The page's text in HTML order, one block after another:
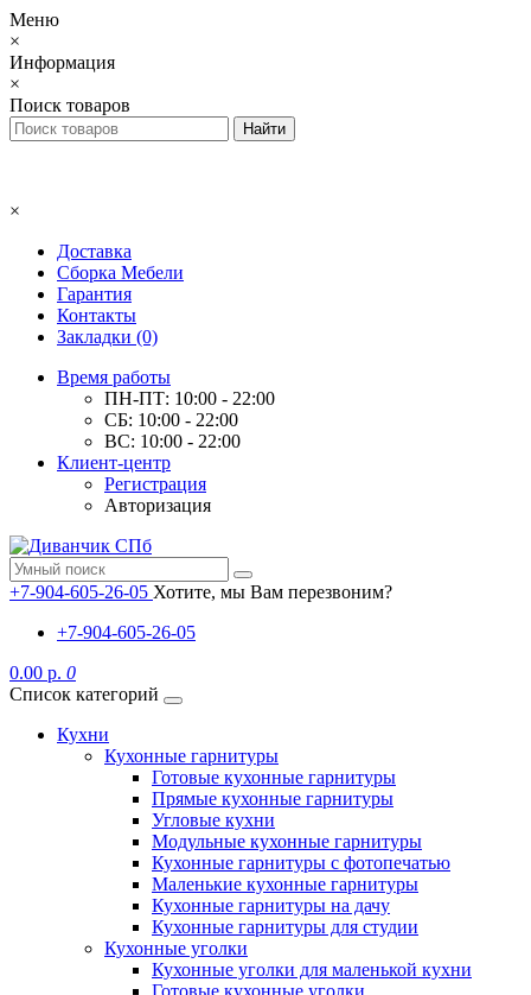
Меню
×
Информация
×
Поиск товаров
×
Доставка
Сборка Мебели
Гарантия
Контакты
Закладки (0)
Время работы
ПН-ПТ: 10:00 - 22:00
СБ: 10:00 - 22:00
ВС: 10:00 - 22:00
Клиент-центр
Регистрация
Авторизация
+7-904-605-26-05 Хотите, мы Вам перезвоним?
+7-904-605-26-05
0.00 р. 0
Список категорий
Кухни
Кухонные гарнитуры
Готовые кухонные гарнитуры
Прямые кухонные гарнитуры
Угловые кухни
Модульные кухонные гарнитуры
Кухонные гарнитуры с фотопечатью
Маленькие кухонные гарнитуры
Кухонные гарнитуры на дачу
Кухонные гарнитуры для студии
Кухонные уголки
Кухонные уголки для маленькой кухни
Готовые кухонные уголки